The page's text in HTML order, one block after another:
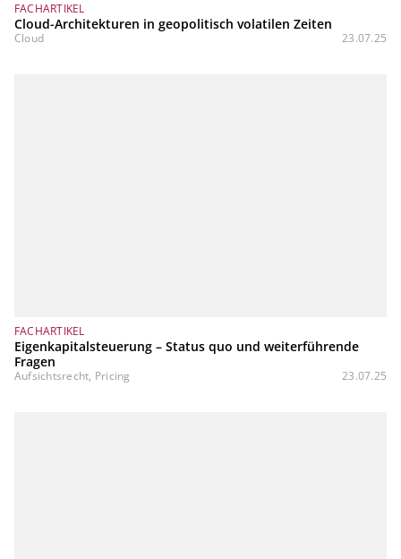
FACHARTIKEL
Cloud-Architekturen in geopolitisch volatilen Zeiten
Cloud 23.07.25
FACHARTIKEL
Eigenkapitalsteuerung – Status quo und weiterführende
Fragen
Aufsichtsrecht, Pricing 23.07.25